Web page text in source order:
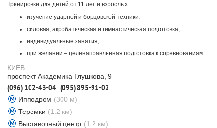
Тренировки для детей от 11 лет и взрослых:
изучение ударной и борцовской техники;
силовая, акробатическая и гимнастическая подготовка;
индивидуальные занятия;
при желании – целенаправленная подготовка к соревнованиям.
КИЕВ
проспект Академика Глушкова, 9
(096) 102-43-04 (095) 895-91-02
Ипподром (300 м)
Теремки (1.2 км)
Выставочный центр (1.2 км)